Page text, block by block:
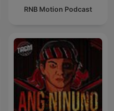
RNB Motion Podcast